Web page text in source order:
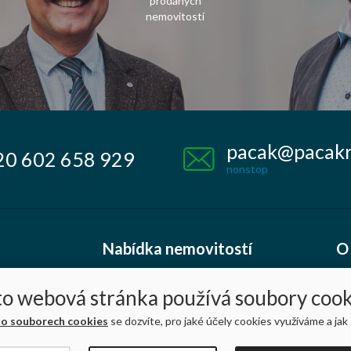
webová stránka používá soubory
souborech cookies se dozvíte, pro jaké účely cookies využíváme a
nemovitostí
602 658 929 nonstop
Nabídka nemovitostí
K pronájmu